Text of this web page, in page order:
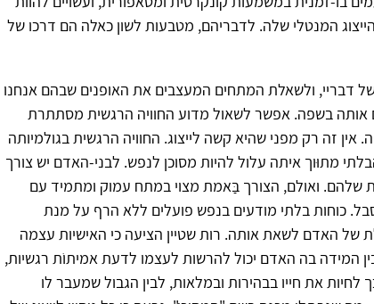
הייצוג המנטלי שלה. לדבריהם, מטבעות לשון כאלה הם דרכו של
דבריי, ולשאלת המתחים המעצבים את האופנים שבהם אנחנו
אותה בשפה. אפשר לשאול מדוע החוויה הרגשית מסתתרת
זה רק מפני שהיא קשה לייצוג. החוויה הרגשית בגולמיותה
מתוּוך איתה עלול להיות מסוכן לנפש. לבני-האדם יש צורך
שלהם. ואולם, הצורך בַּאמת מצוי במתח עמוק ומתמיד עם
כוחות בלתי מודעים בנפש פועלים ללא הרף על מנת
של האדם לשאת אותה. רות שטיין הציעה כי האישיות עצמה
המידה בה האדם יכול להרשות לעצמו לדעת אמיתוֹת רגשיות,
לחיות את חייו בבהירות ובמלאות, לבין הגבול שמעבר לו